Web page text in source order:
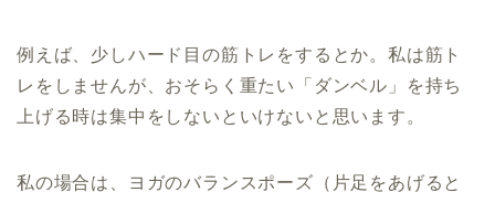
例えば、少しハード目の筋トレをするとか。私は筋ト
レをしませんが、おそらく重たい「ダンベル」を持ち
上げる時は集中をしないといけないと思います。
私の場合は、ヨガのバランスポーズ（片足をあげると